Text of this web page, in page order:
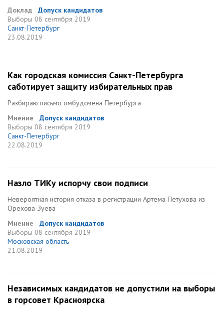
Доклад
Допуск кандидатов
Выборы 08 сентября 2019
Санкт-Петербург
23.08.2019
Как городская комиссия Санкт-Петербурга
саботирует защиту избирательных прав
Разбираю письмо омбудсмена Петербурга
Мнение
Допуск кандидатов
Выборы 08 сентября 2019
Санкт-Петербург
22.08.2019
Назло ТИКу испорчу свои подписи
Невероятная история отказа в регистрации Артема Петухова из
Орехова-Зуева
Мнение
Допуск кандидатов
Выборы 08 сентября 2019
Московская область
21.08.2019
Независимых кандидатов не допустили на выборы
в горсовет Красноярска